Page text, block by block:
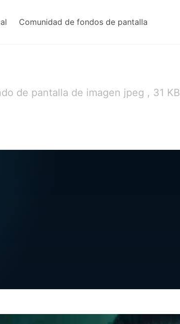
Comunidad de fondos de pantalla
de pantalla de imagen jpeg , 31 KB